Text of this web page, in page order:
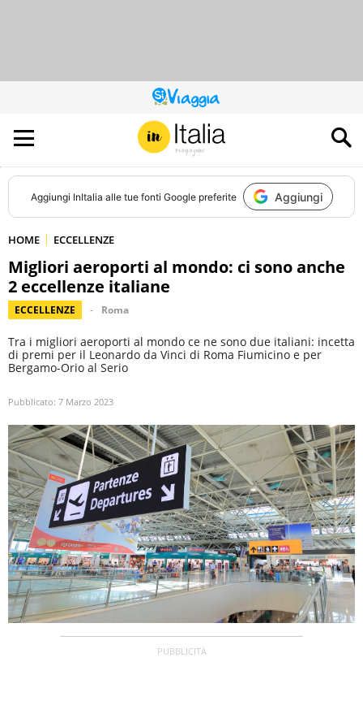
QUESTO
SITO
CONTRIBUISCE
ALL’AUDIENCE
DI
Aggiungi InItalia alle tue fonti Google preferite Aggiungi
HOME ECCELLENZE
Migliori aeroporti al mondo: ci sono anche
2 eccellenze italiane
ECCELLENZE Roma
Tra i migliori aeroporti al mondo ce ne sono due italiani: incetta
di premi per il Leonardo da Vinci di Roma Fiumicino e per
Bergamo-Orio al Serio
Pubblicato: 7 Marzo 2023